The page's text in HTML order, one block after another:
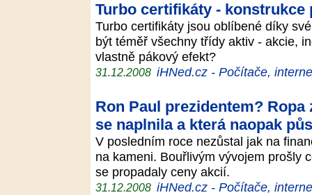
Turbo certifikáty - konstrukce
Turbo certifikáty jsou oblíbené díky
být téměř všechny třídy aktiv - akcie,
vlastně pákový efekt?
31.12.2008 iHNed.cz - Počítače,
Ron Paul prezidentem?
se naplnila a která naopak
V posledním roce nezůstal jak na
na kameni. Bouřlivým vývojem prošly
se propadaly ceny akcií.
31.12.2008 iHNed.cz - Počítače,